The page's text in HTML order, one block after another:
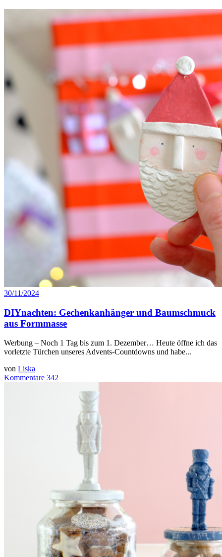
30/11/2024
DIYnachten: Gechenkanhänger und Baumschmuck
aus Formmasse
Werbung – Noch 1 Tag bis zum 1. Dezember… Heute öffne ich das
vorletzte Türchen unseres Advents-Countdowns und habe...
von Liska
Kommentare 342